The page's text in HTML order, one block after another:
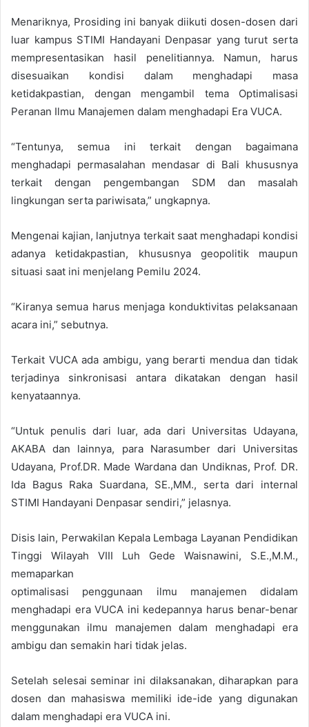
Menariknya, Prosiding ini banyak diikuti dosen-dosen dari
luar kampus STIMI Handayani Denpasar yang turut serta
mempresentasikan hasil penelitiannya. Namun, harus
disesuaikan kondisi dalam menghadapi masa
ketidakpastian, dengan mengambil tema Optimalisasi
Peranan Ilmu Manajemen dalam menghadapi Era VUCA.
“Tentunya, semua ini terkait dengan bagaimana
menghadapi permasalahan mendasar di Bali khususnya
terkait dengan pengembangan SDM dan masalah
lingkungan serta pariwisata,” ungkapnya.
Mengenai kajian, lanjutnya terkait saat menghadapi kondisi
adanya ketidakpastian, khususnya geopolitik maupun
situasi saat ini menjelang Pemilu 2024.
“Kiranya semua harus menjaga konduktivitas pelaksanaan
acara ini,” sebutnya.
Terkait VUCA ada ambigu, yang berarti mendua dan tidak
terjadinya sinkronisasi antara dikatakan dengan hasil
kenyataannya.
“Untuk penulis dari luar, ada dari Universitas Udayana,
AKABA dan lainnya, para Narasumber dari Universitas
Udayana, Prof.DR. Made Wardana dan Undiknas, Prof. DR.
Ida Bagus Raka Suardana, SE.,MM., serta dari internal
STIMI Handayani Denpasar sendiri,” jelasnya.
Disis lain, Perwakilan Kepala Lembaga Layanan Pendidikan
Tinggi Wilayah VIII Luh Gede Waisnawini, S.E.,M.M.,
memaparkan
optimalisasi penggunaan ilmu manajemen didalam
menghadapi era VUCA ini kedepannya harus benar-benar
menggunakan ilmu manajemen dalam menghadapi era
ambigu dan semakin hari tidak jelas.
Setelah selesai seminar ini dilaksanakan, diharapkan para
dosen dan mahasiswa memiliki ide-ide yang digunakan
dalam menghadapi era VUCA ini.